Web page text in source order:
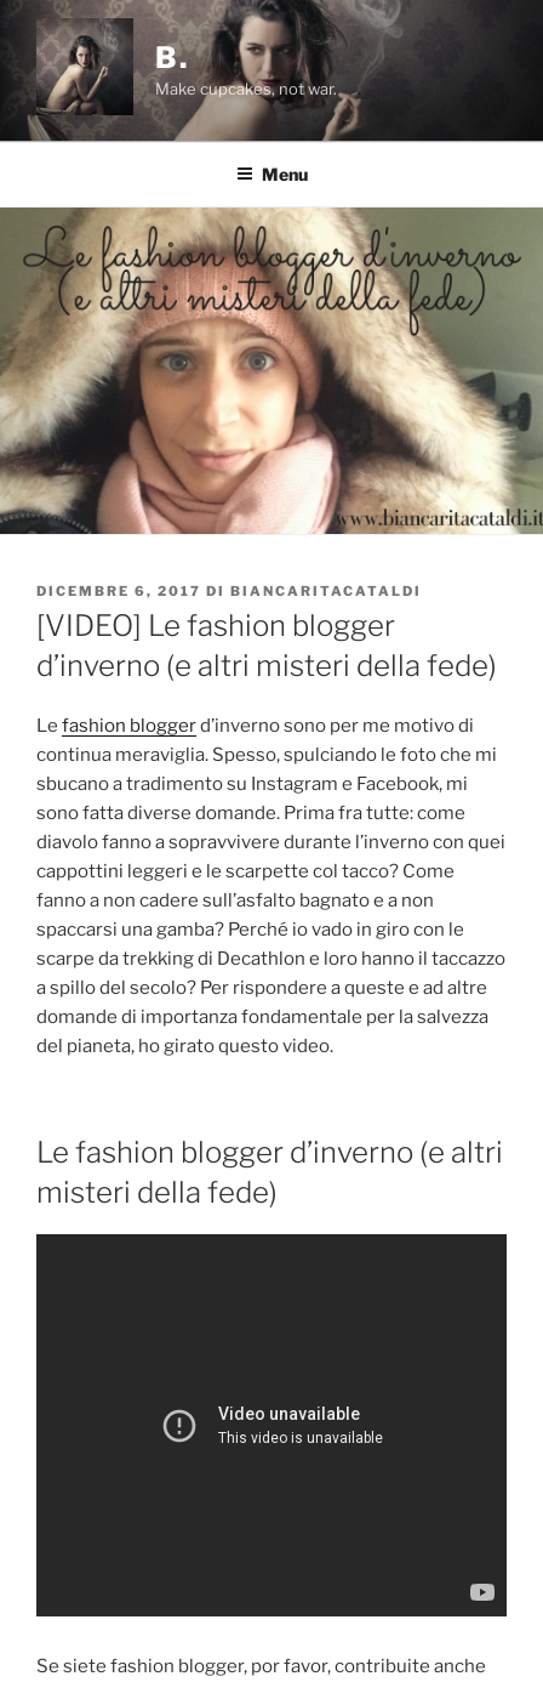
Salta
contenuto
B.
Make cupcakes, not war.
Menu
PUBBLICATO
IL
DICEMBRE 6, 2017 DI BIANCARITACATALDI
[VIDEO] Le fashion blogger
d’inverno (e altri misteri della fede)
Le fashion bloggerd’inverno sono per me motivo di
continua meraviglia. Spesso, spulciando le foto che mi
sbucano a tradimento su Instagram e Facebook, mi
sono fatta diverse domande. Prima fra tutte: come
diavolo fanno a sopravvivere durante l’inverno con quei
cappottini leggeri e le scarpette col tacco? Come
fanno a non cadere sull’asfalto bagnato e a non
spaccarsi una gamba? Perché io vado in giro con le
scarpe da trekking di Decathlon e loro hanno il taccazzo
a spillo del secolo? Per rispondere a queste e ad altre
domande di importanza fondamentale per la salvezza
del pianeta, ho girato questo video.
Le fashion blogger d’inverno (e altri
misteri della fede)
Se siete fashion blogger, por favor, contribuite anche